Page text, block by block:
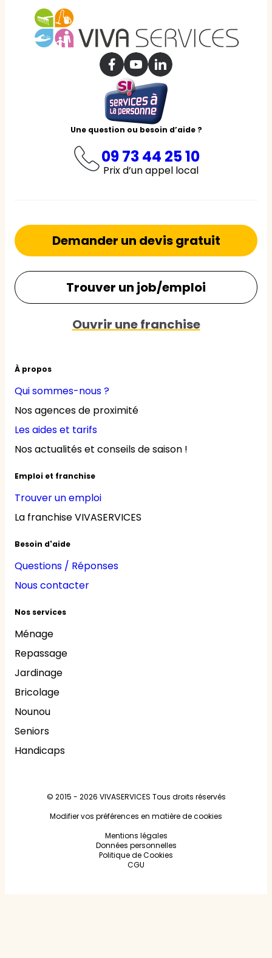
Une question ou besoin d’aide ?
09 73 44 25 10
Prix d’un appel local
À propos
Qui sommes-nous ?
Nos agences de proximité
Les aides et tarifs
Nos actualités et conseils de saison !
Emploi et franchise
Trouver un emploi
La franchise VIVASERVICES
Besoin d'aide
Questions / Réponses
Nous contacter
Nos services
Ménage
Repassage
Jardinage
Bricolage
Nounou
Seniors
Handicaps
Demander un devis gratuit
Trouver un job/emploi
Ouvrir une franchise
© 2015 - 2026 VIVASERVICES Tous droits réservés
Modifier vos préférences en matière de cookies
Mentions légales
Données personnelles
Politique de Cookies
CGU